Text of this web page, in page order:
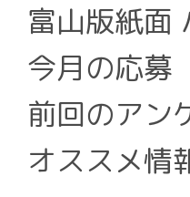
富山版紙面
今月の応
前回のアン
オススメ情